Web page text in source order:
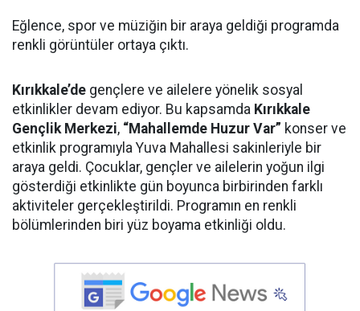
Eğlence, spor ve müziğin bir araya geldiği programda
renkli görüntüler ortaya çıktı.
Kırıkkale’de gençlere ve ailelere yönelik sosyal
etkinlikler devam ediyor. Bu kapsamda Kırıkkale
Gençlik Merkezi, “Mahallemde Huzur Var” konser ve
etkinlik programıyla Yuva Mahallesi sakinleriyle bir
araya geldi. Çocuklar, gençler ve ailelerin yoğun ilgi
gösterdiği etkinlikte gün boyunca birbirinden farklı
aktiviteler gerçekleştirildi. Programın en renkli
bölümlerinden biri yüz boyama etkinliği oldu.